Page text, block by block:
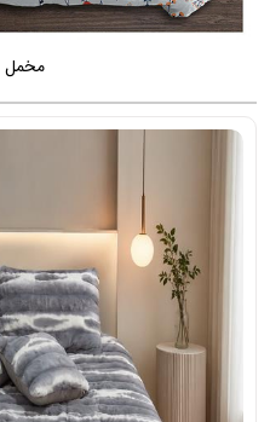
مخمل